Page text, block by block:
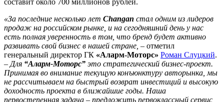
«За последние несколько лет Changan стал одним из лидеров
продаж на российском рынке, и на сегодняшний день у нас
есть полная уверенность в том, что бренд будет активно
развивать свой бизнес в нашей стране, – отметил
генеральный директор ГК «Аларм-Моторс» Роман Слуцкий.
– Для “Аларм-Моторс” это стратегический бизнес-проект.
Принимая во внимание текущую конъюнктуру авторынка, мы
не рассчитываем на быстрый возврат инвестиций и высокую
доходность проекта в ближайшие годы. Наша
первостепенная задача – предложить первоклассный сервис